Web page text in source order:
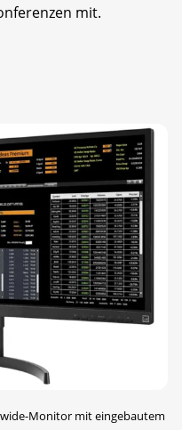
mit.
Monitor mit eingebautem